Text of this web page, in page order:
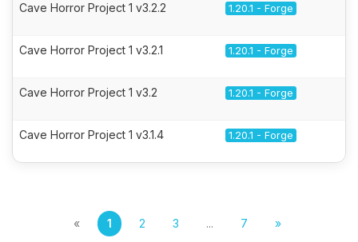
Cave Horror Project 1 v3.2.2 1.20.1 - Forge
Cave Horror Project 1 v3.2.1 1.20.1 - Forge
Cave Horror Project 1 v3.2 1.20.1 - Forge
Cave Horror Project 1 v3.1.4 1.20.1 - Forge
« 1 2 3 ... 7 »